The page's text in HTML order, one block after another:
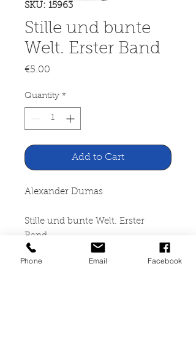
SKU: 15963
Stille und bunte
Welt. Erster Band
€5.00
Quantity *
Add to Cart
Alexander Dumas
Stille und bunte Welt. Erster
Band
Georg Müller, München 1914
Phone Email Facebook